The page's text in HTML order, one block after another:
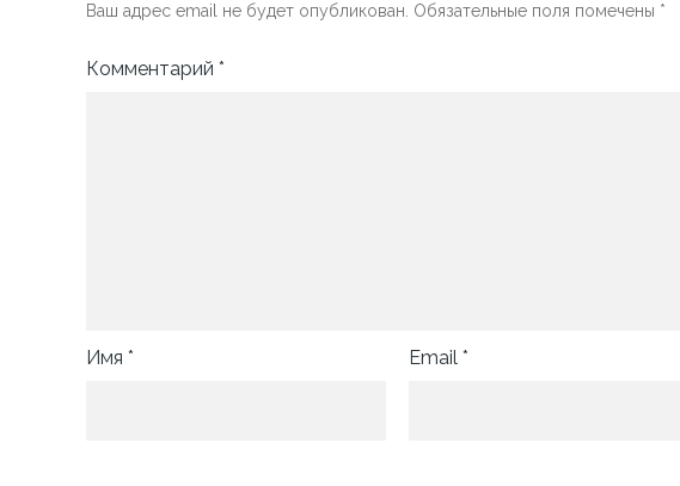
Ваш адрес email не будет опубликован. Обязательные поля помечены *
Комментарий *
Имя * Email *